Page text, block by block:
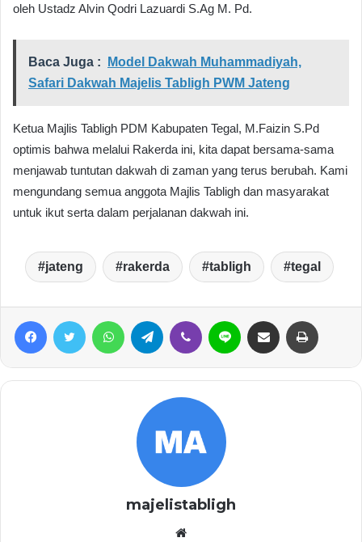
oleh Ustadz Alvin Qodri Lazuardi S.Ag M. Pd.
Baca Juga :
Model Dakwah Muhammadiyah,
Safari Dakwah Majelis Tabligh PWM Jateng
Ketua Majlis Tabligh PDM Kabupaten Tegal, M.Faizin S.Pd
optimis bahwa melalui Rakerda ini, kita dapat bersama-sama
menjawab tuntutan dakwah di zaman yang terus berubah. Kami
mengundang semua anggota Majlis Tabligh dan masyarakat
untuk ikut serta dalam perjalanan dakwah ini.
jateng rakerda tabligh tegal
Facebook Twitter WhatsApp Telegram Viber Line Share via Email
majelistabligh